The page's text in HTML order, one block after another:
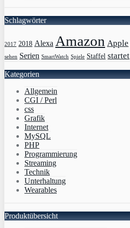
Schlagwörter
2017 2018 Alexa Amazon Apple
sehen Serien SmartWatch Spiele Staffel startet
Kategorien
Allgemein
CGI / Perl
css
Grafik
Internet
MySQL
PHP
Programmierung
Streaming
Technik
Unterhaltung
Wearables
Produktübersicht